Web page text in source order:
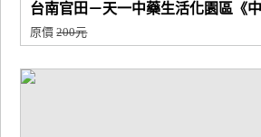
品
宣
傳
台南官田－天一中藥生活化園區《
原價200元